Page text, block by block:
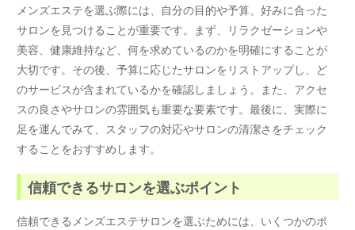
メンズエステを選ぶ際には、自分の目的や予算、好みに合った
サロンを見つけることが重要です。まず、リラクゼーションや
美容、健康維持など、何を求めているのかを明確にすることが
大切です。その後、予算に応じたサロンをリストアップし、ど
のサービスが含まれているかを確認しましょう。また、アクセ
スの良さやサロンの雰囲気も重要な要素です。最後に、実際に
足を運んでみて、スタッフの対応やサロンの清潔さをチェック
することをおすすめします。
信頼できるサロンを選ぶポイント
信頼できるメンズエステサロンを選ぶためには、いくつかのポ